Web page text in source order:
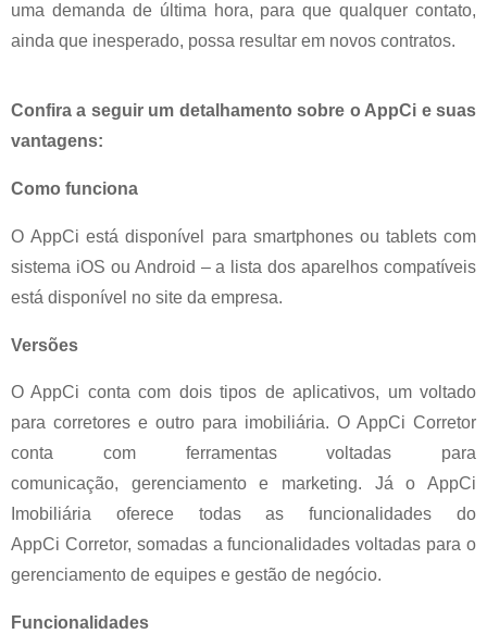
uma demanda de última hora, para que qualquer contato,
ainda que inesperado, possa resultar em novos contratos.
Confira a seguir um detalhamento sobre o AppCi e suas
vantagens:
Como funciona
O AppCi está disponível para smartphones ou tablets com
sistema iOS ou Android – a lista dos aparelhos compatíveis
está disponível no site da empresa.
Versões
O AppCi conta com dois tipos de aplicativos, um voltado
para corretores e outro para imobiliária. O AppCi Corretor
conta com ferramentas voltadas para
comunicação, gerenciamento e marketing. Já o AppCi
Imobiliária oferece todas as funcionalidades do
AppCi Corretor, somadas a funcionalidades voltadas para o
gerenciamento de equipes e gestão de negócio.
Funcionalidades